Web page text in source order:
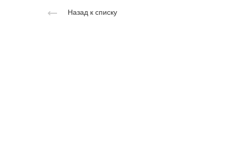
Назад к списку